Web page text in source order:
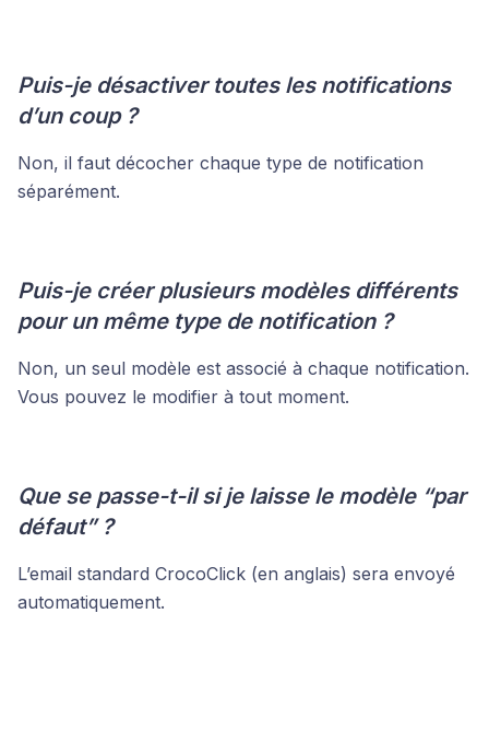
Puis-je désactiver toutes les notifications
d’un coup ?
Non, il faut décocher chaque type de notification
séparément.
Puis-je créer plusieurs modèles différents
pour un même type de notification ?
Non, un seul modèle est associé à chaque notification.
Vous pouvez le modifier à tout moment.
Que se passe-t-il si je laisse le modèle “par
défaut” ?
L’email standard CrocoClick (en anglais) sera envoyé
automatiquement.